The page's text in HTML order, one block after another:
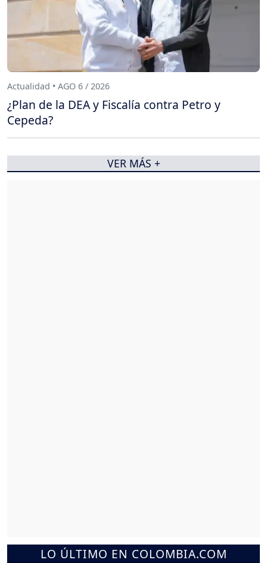
LO ÚLTIMO EN COLOMBIA.COM
Actualidad • AGO 6 / 2026
¿Plan de la DEA y Fiscalía contra Petro y
Cepeda?
VER MÁS +